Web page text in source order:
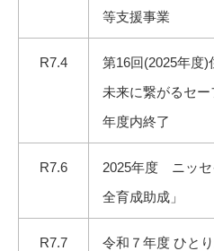
等支援事業
R7.4
第16回(2025年度
未来に繋がるセ
年度内終了
R7.6
2025年度 ニッセ
全育成助成」
R7.7
令和７年度 ひと